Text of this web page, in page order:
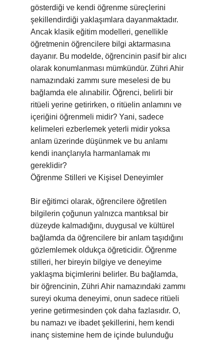
gösterdiği ve kendi öğrenme süreçlerini
şekillendirdiği yaklaşımlara dayanmaktadır.
Ancak klasik eğitim modelleri, genellikle
öğretmenin öğrencilere bilgi aktarmasına
dayanır. Bu modelde, öğrencinin pasif bir alıcı
olarak konumlanması mümkündür. Zühri Ahir
namazındaki zammı sure meselesi de bu
bağlamda ele alınabilir. Öğrenci, belirli bir
ritüeli yerine getirirken, o ritüelin anlamını ve
içeriğini öğrenmeli midir? Yani, sadece
kelimeleri ezberlemek yeterli midir yoksa
anlam üzerinde düşünmek ve bu anlamı
kendi inançlarıyla harmanlamak mı
gereklidir?
Öğrenme Stilleri ve Kişisel Deneyimler
Bir eğitimci olarak, öğrencilere öğretilen
bilgilerin çoğunun yalnızca mantıksal bir
düzeyde kalmadığını, duygusal ve kültürel
bağlamda da öğrencilere bir anlam taşıdığını
gözlemlemek oldukça öğreticidir. Öğrenme
stilleri, her bireyin bilgiye ve deneyime
yaklaşma biçimlerini belirler. Bu bağlamda,
bir öğrencinin, Zühri Ahir namazındaki zammı
sureyi okuma deneyimi, onun sadece ritüeli
yerine getirmesinden çok daha fazlasıdır. O,
bu namazı ve ibadet şekillerini, hem kendi
inanç sistemine hem de içinde bulunduğu